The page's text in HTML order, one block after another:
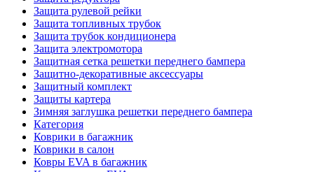
Защита рулевой рейки
Защита топливных трубок
Защита трубок кондиционера
Защита электромотора
Защитная сетка решетки переднего бампера
Защитно-декоративные аксессуары
Защитный комплект
Защиты картера
Зимняя заглушка решетки переднего бампера
Категория
Коврики в багажник
Коврики в салон
Ковры EVA в багажник